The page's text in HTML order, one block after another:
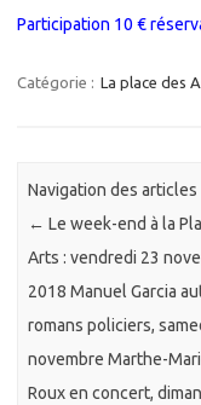
Participation 10 €
Catégorie : La place des
Navigation des articles
← Le week-end à la
Arts : vendredi 23
2018 Manuel Garcia
romans policiers,
novembre Marthe-
Roux en concert,